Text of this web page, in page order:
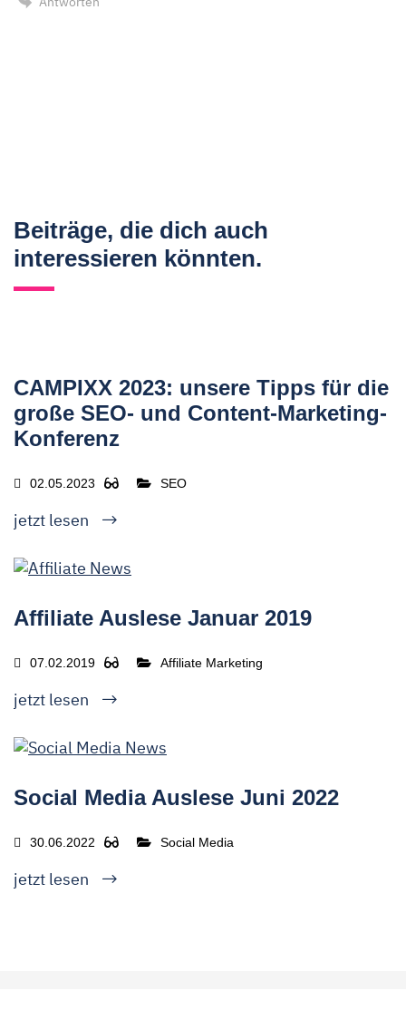
Beiträge, die dich auch
interessieren könnten.
CAMPIXX 2023: unsere Tipps für die
große SEO- und Content-Marketing-
Konferenz
02.05.2023 SEO
jetzt lesen
Affiliate Auslese Januar 2019
07.02.2019 Affiliate Marketing
jetzt lesen
Social Media Auslese Juni 2022
30.06.2022 Social Media
jetzt lesen